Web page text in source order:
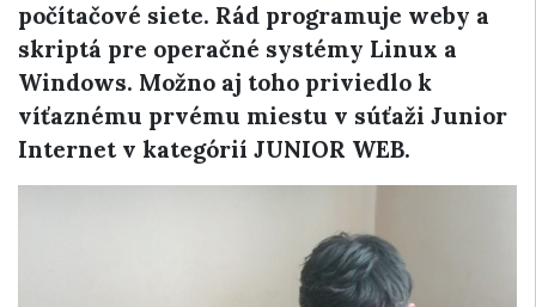
počítačové siete. Rád programuje weby a
skriptá pre operačné systémy Linux a
Windows. Možno aj toho priviedlo k
víťaznému prvému miestu v súťaži Junior
Internet v kategórií JUNIOR WEB.